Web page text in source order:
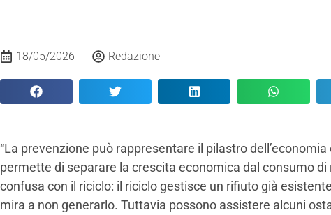
18/05/2026 Redazione
“La prevenzione può rappresentare il pilastro
permette di separare la crescita economica dal consumo di
confusa con il riciclo: il riciclo gestisce un rifiuto già
mira a non generarlo. Tuttavia possono assistere alcuni